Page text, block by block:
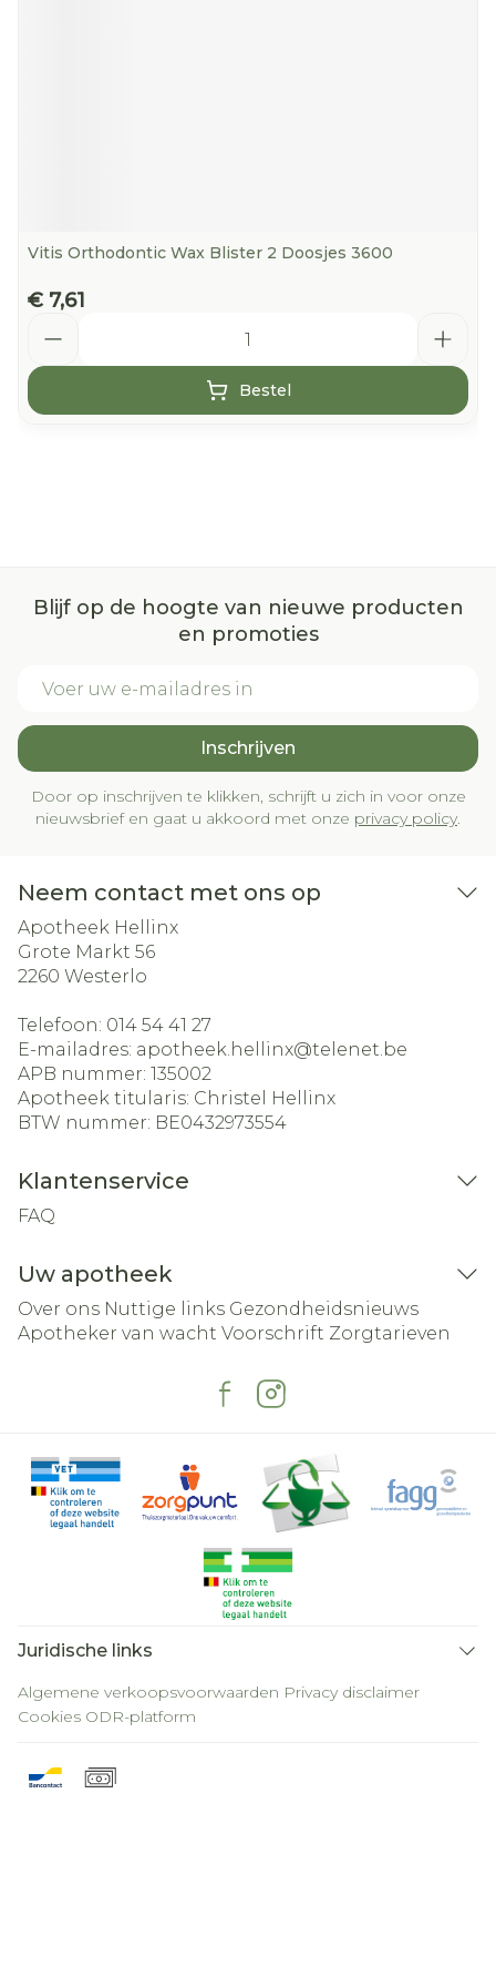
Vitis Orthodontic Wax Blister 2 Doosjes 3600
€ 7,61
Bestel
Blijf op de hoogte van nieuwe producten
en promoties
Inschrijven
Door op inschrijven te klikken, schrijft u zich in voor onze
nieuwsbrief en gaat u akkoord met onze privacy policy.
Neem contact met ons op
Apotheek Hellinx
Grote Markt 56
2260 Westerlo
Telefoon: 014 54 41 27
E-mailadres: apotheek.hellinx@telenet.be
APB nummer: 135002
Apotheek titularis: Christel Hellinx
BTW nummer: BE0432973554
Klantenservice
FAQ
Uw apotheek
Over ons Nuttige links Gezondheidsnieuws
Apotheker van wacht Voorschrift Zorgtarieven
Juridische links
Algemene verkoopsvoorwaarden Privacy disclaimer
Cookies ODR-platform